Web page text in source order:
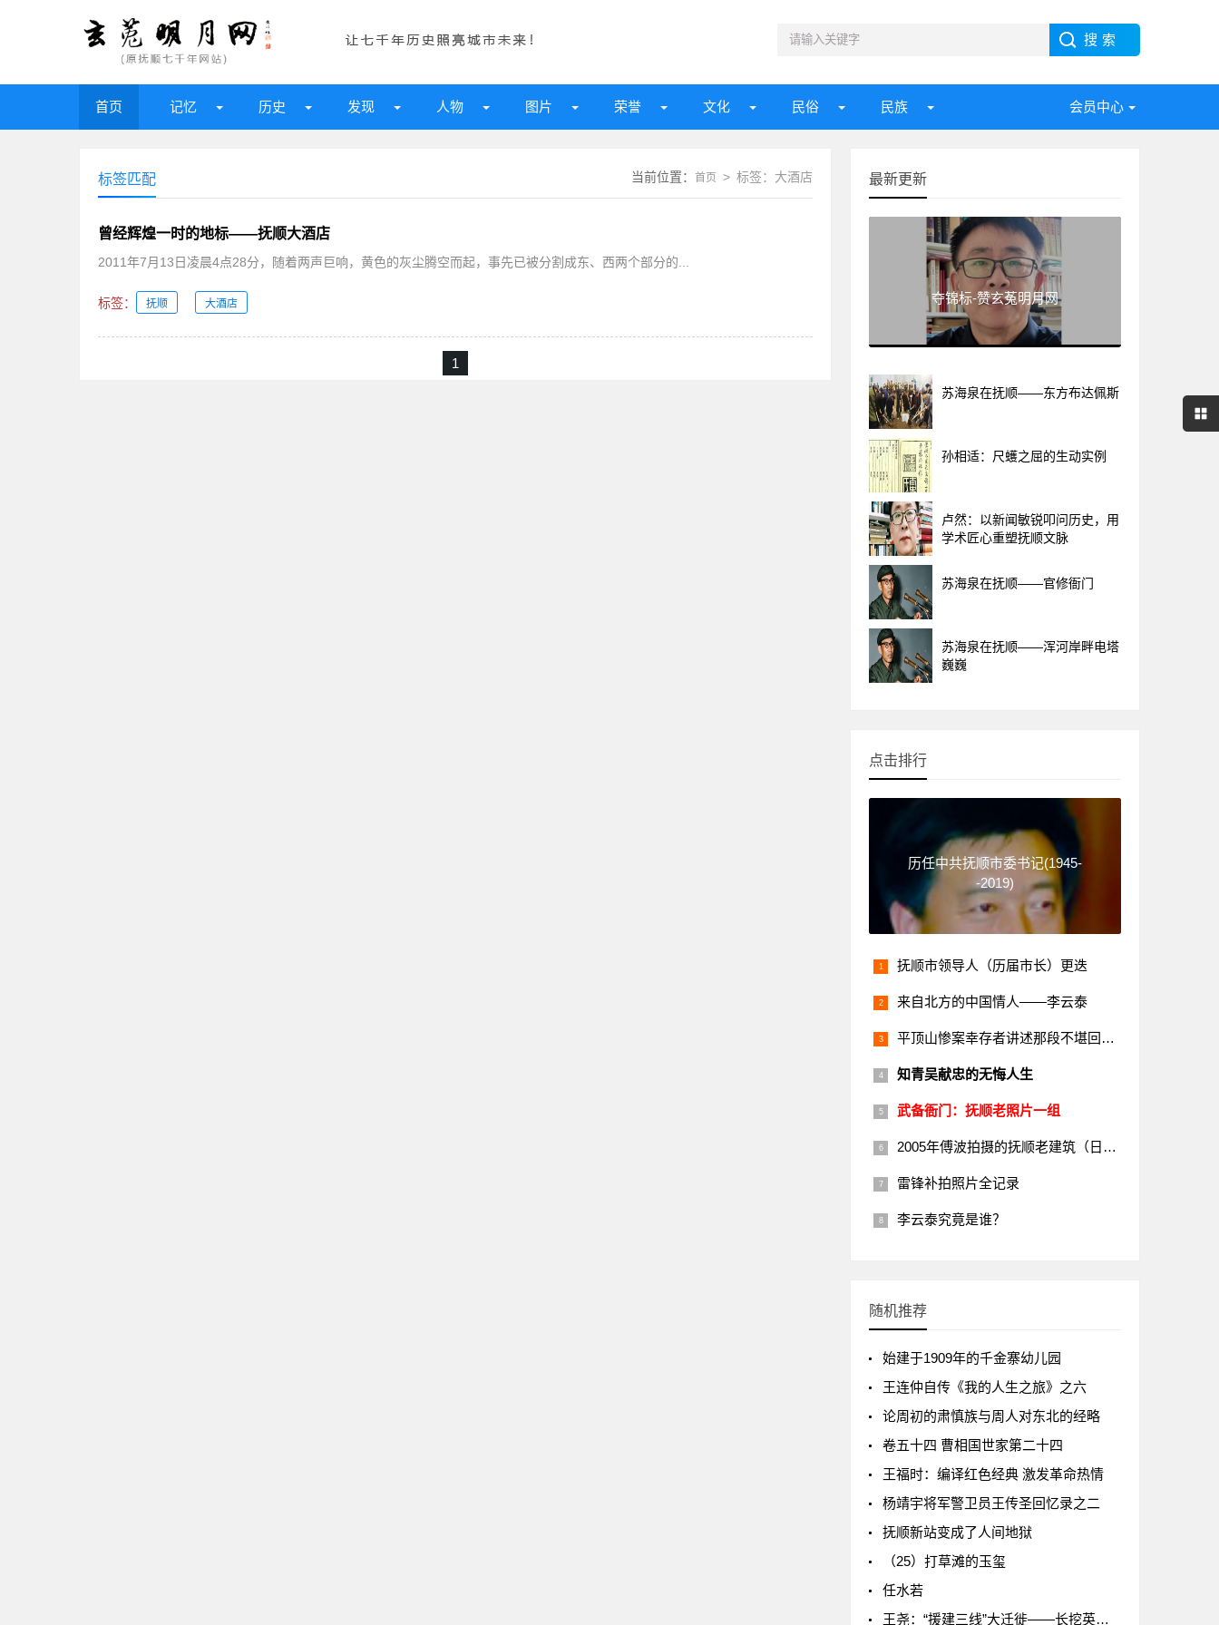
首页 记忆 历史 发现 人物 图片 荣誉 文化 民俗 民族 会员中心
当前位置： 首页 > 标签：大酒店
标签匹配
曾经辉煌一时的地标——抚顺大酒店
2011年7月13日凌晨4点28分，随着两声巨响，黄色的灰尘腾空而起，事先已被分割成东、西两个部分的...
标签： 抚顺 大酒店
1
最新更新
夺锦标-赞玄菟明月网
苏海泉在抚顺——东方布达佩斯
孙相适：尺蠖之屈的生动实例
卢然：以新闻敏锐叩问历史，用
学术匠心重塑抚顺文脉
苏海泉在抚顺——官修衙门
苏海泉在抚顺——浑河岸畔电塔
巍巍
点击排行
历任中共抚顺市委书记(1945-
-2019)
抚顺市领导人（历届市长）更迭
来自北方的中国情人——李云泰
平顶山惨案幸存者讲述那段不堪回首的历史
知青吴献忠的无悔人生
武备衙门：抚顺老照片一组
2005年傅波拍摄的抚顺老建筑（日本楼）
雷锋补拍照片全记录
李云泰究竟是谁？
随机推荐
始建于1909年的千金寨幼儿园
王连仲自传《我的人生之旅》之六
论周初的肃慎族与周人对东北的经略
卷五十四 曹相国世家第二十四
王福时：编译红色经典 激发革命热情
杨靖宇将军警卫员王传圣回忆录之二
抚顺新站变成了人间地狱
（25）打草滩的玉玺
任水若
王尧：“援建三线”大迁徙——长挖英雄史（六）